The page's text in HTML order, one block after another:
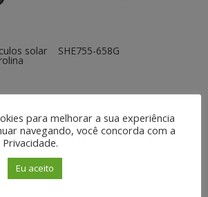
solar SHE755-658G
para melhorar a sua experiência
navegando, você concorda com a
Eu aceito